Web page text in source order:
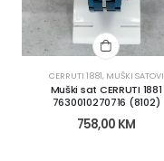
CERRUTI 1881, MUŠKI SATOVI
Muški sat CERRUTI 1881
7630010270716 (8102)
758,00 KM